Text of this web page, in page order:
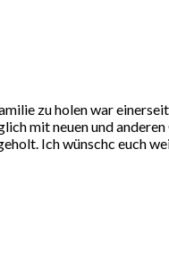
zu holen war
mit neuen und
Ich wünschc euch